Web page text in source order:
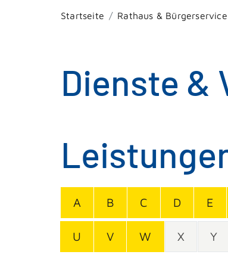
Startseite Rathaus & Bürgerservice
Dienste &
A B C D E
U V W X Y